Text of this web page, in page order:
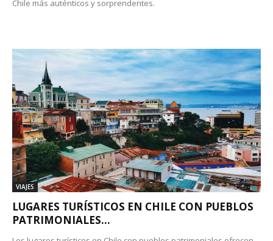
Chile más auténticos y sorprendentes.
VIAJES
LUGARES TURÍSTICOS EN CHILE CON PUEBLOS
PATRIMONIALES...